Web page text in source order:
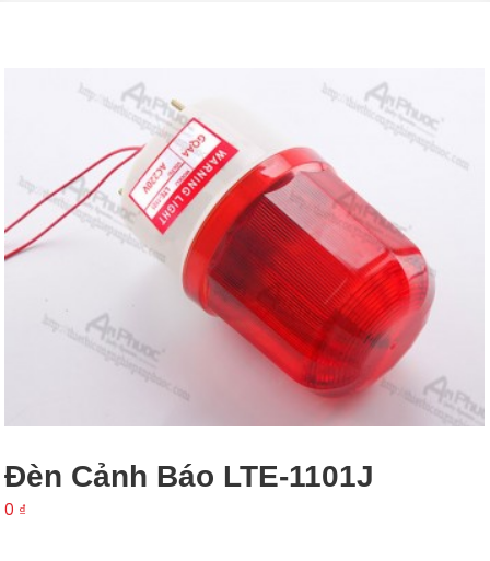
Đèn Cảnh Báo LTE-1101J
0 ₫